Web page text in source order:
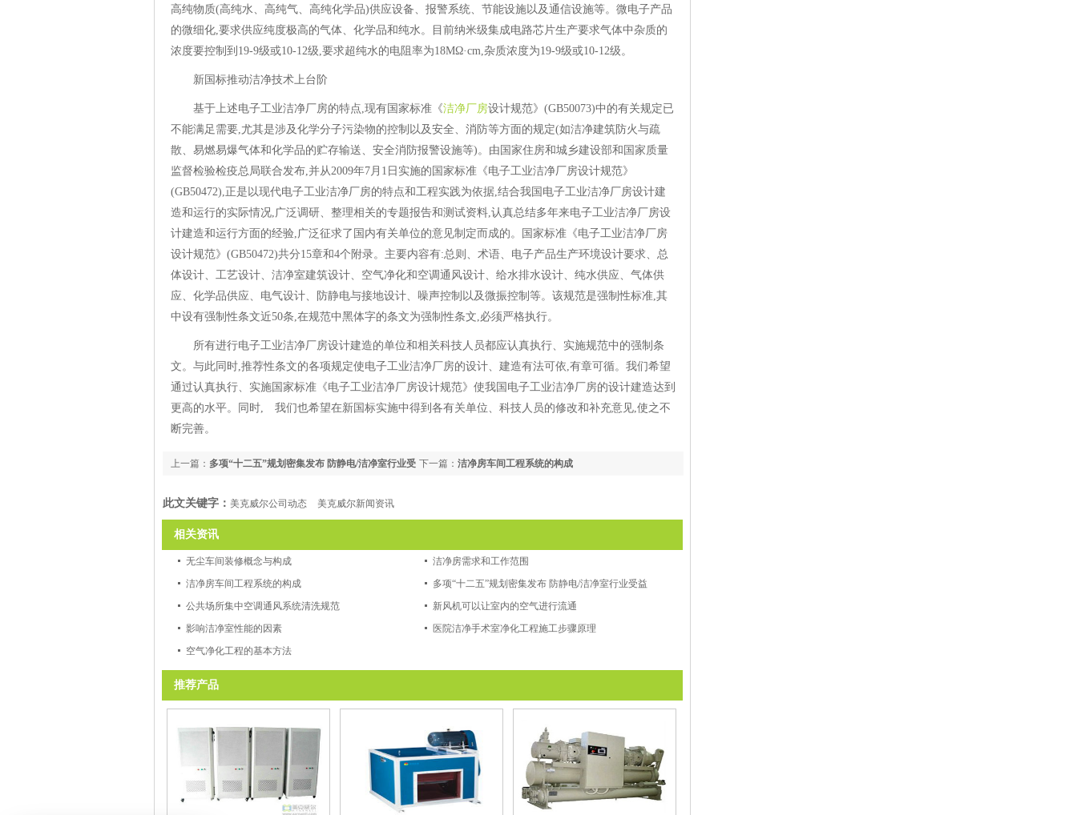
高纯物质(高纯水、高纯气、高纯化学品)供应设备、报警系统、节能设施以及通信设施等。微电子产品
的微细化,要求供应纯度极高的气体、化学品和纯水。目前纳米级集成电路芯片生产要求气体中杂质的
浓度要控制到19-9级或10-12级,要求超纯水的电阻率为18MΩ·cm,杂质浓度为19-9级或10-12级。
新国标推动洁净技术上台阶
基于上述电子工业洁净厂房的特点,现有国家标准《洁净厂房设计规范》(GB50073)中的有关规定已
不能满足需要,尤其是涉及化学分子污染物的控制以及安全、消防等方面的规定(如洁净建筑防火与疏
散、易燃易爆气体和化学品的贮存输送、安全消防报警设施等)。由国家住房和城乡建设部和国家质量
监督检验检疫总局联合发布,并从2009年7月1日实施的国家标准《电子工业洁净厂房设计规范》
(GB50472),正是以现代电子工业洁净厂房的特点和工程实践为依据,结合我国电子工业洁净厂房设计建
造和运行的实际情况,广泛调研、整理相关的专题报告和测试资料,认真总结多年来电子工业洁净厂房设
计建造和运行方面的经验,广泛征求了国内有关单位的意见制定而成的。国家标准《电子工业洁净厂房
设计规范》(GB50472)共分15章和4个附录。主要内容有:总则、术语、电子产品生产环境设计要求、总
体设计、工艺设计、洁净室建筑设计、空气净化和空调通风设计、给水排水设计、纯水供应、气体供
应、化学品供应、电气设计、防静电与接地设计、噪声控制以及微振控制等。该规范是强制性标准,其
中设有强制性条文近50条,在规范中黑体字的条文为强制性条文,必须严格执行。
所有进行电子工业洁净厂房设计建造的单位和相关科技人员都应认真执行、实施规范中的强制条
文。与此同时,推荐性条文的各项规定使电子工业洁净厂房的设计、建造有法可依,有章可循。我们希望
通过认真执行、实施国家标准《电子工业洁净厂房设计规范》使我国电子工业洁净厂房的设计建造达到
更高的水平。同时, 我们也希望在新国标实施中得到各有关单位、科技人员的修改和补充意见,使之不
断完善。
下一篇： 洁净房车间工程系统的构成
上一篇： 多项“十二五”规划密集发布 防静电/洁净室行业受
此文关键字： 美克威尔公司动态 美克威尔新闻资讯
相关资讯
无尘车间装修概念与构成
洁净房需求和工作范围
洁净房车间工程系统的构成
多项“十二五”规划密集发布 防静电/洁净室行业受益
公共场所集中空调通风系统清洗规范
新风机可以让室内的空气进行流通
影响洁净室性能的因素
医院洁净手术室净化工程施工步骤原理
空气净化工程的基本方法
推荐产品